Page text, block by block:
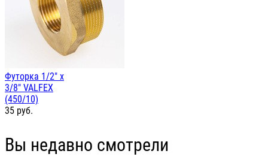
Футорка 1/2" х
3/8" VALFEX
(450/10)
35 руб.
Вы недавно смотрели